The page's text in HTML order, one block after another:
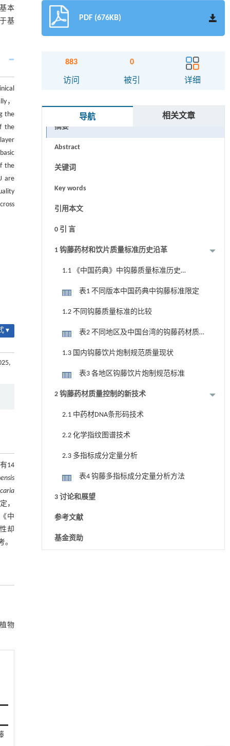
本
基
，
the
the
the
are
▾
14
，
中
却
。
物
PDF (676KB)
883
访问
0
被引 详细
导航 相关文章
摘要
Abstract
关键词
Key words
引用本文
0 引 言
1 钩藤药材和饮片质量标准历史沿革
1.1 《中国药典》中钩藤质量标准历史
表1 不同版本中国药典中钩藤标准限定
1.2 不同钩藤质量标准的比较
表2 不同地区及中国台湾的钩藤药材质
量标准
1.3 国内钩藤饮片炮制规范质量现状
表3 各地区钩藤饮片炮制规范标准
2 钩藤药材质量控制的新技术
2.1 中药材DNA条形码技术
2.2 化学指纹图谱技术
2.3 多指标成分定量分析
表4 钩藤多指标成分定量分析方法
3 讨论和展望
参考文献
基金资助